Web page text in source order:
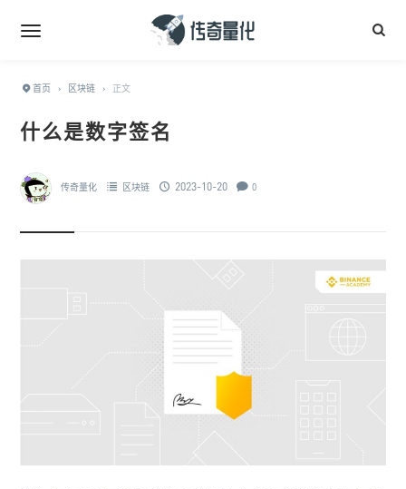
首页 › 区块链 › 正文
什么是数字签名
传奇量化 区块链 2023-10-20 0